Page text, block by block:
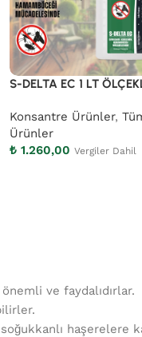
S-DELTA EC 1 LT
Konsantre Ürünler,
Ürünler
₺1.260,00 Vergiler Dahil
ve faydalıdırlar.
haşerelere